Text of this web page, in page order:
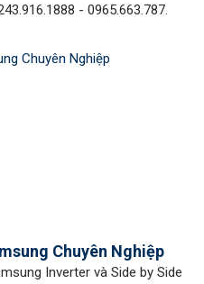
- 0965.663.787.
Chuyên Nghiệp
Inverter và Side by Side